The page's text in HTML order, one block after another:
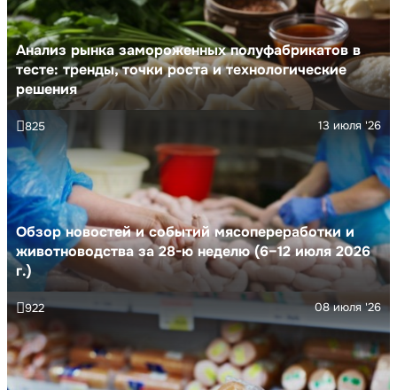
Анализ рынка замороженных полуфабрикатов в
тесте: тренды, точки роста и технологические
решения
Обзор новостей и событий мясопереработки и
животноводства за 28-ю неделю (6–12 июля 2026
г.)
13 июля '26
825
08 июля '26
922